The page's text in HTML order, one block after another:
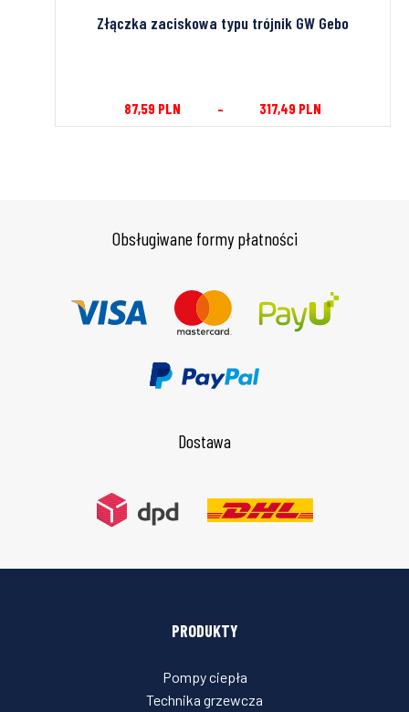
Złączka zaciskowa typu trójnik GW Gebo
87,59 PLN – 317,49 PLN
Obsługiwane formy płatności
Dostawa
PRODUKTY
Pompy ciepła
Technika grzewcza